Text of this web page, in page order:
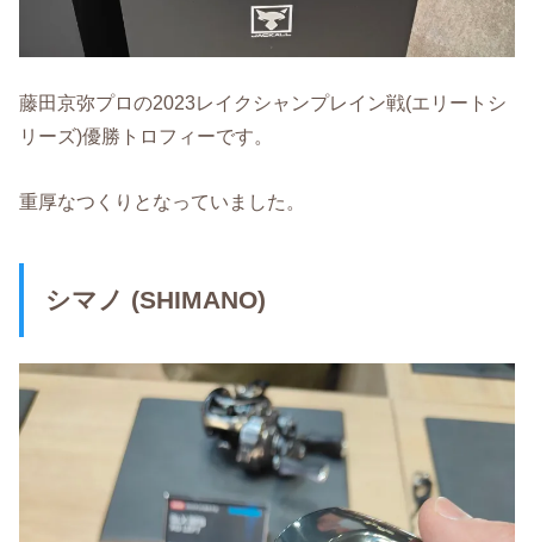
藤田京弥プロの2023レイクシャンプレイン戦(エリートシ
リーズ)優勝トロフィーです。
重厚なつくりとなっていました。
シマノ (SHIMANO)